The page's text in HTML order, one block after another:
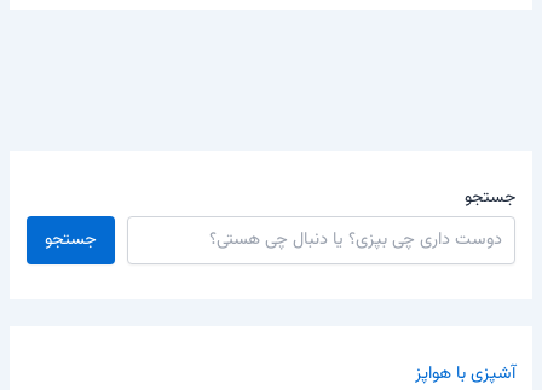
جستجو
جستجو
آشپزی با هواپز